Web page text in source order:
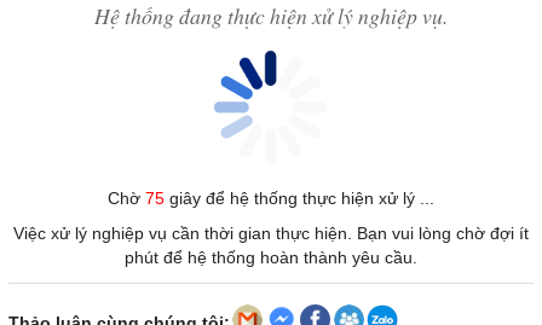
Hệ thống đang thực hiện xử lý nghiệp vụ.
Chờ 75giây để hệ thống thực hiện xử lý ...
Việc xử lý nghiệp vụ cần thời gian thực hiện. Bạn vui lòng chờ đợi ít
phút để hệ thống hoàn thành yêu cầu.